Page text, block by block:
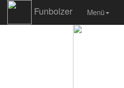
Funbolzer Menü